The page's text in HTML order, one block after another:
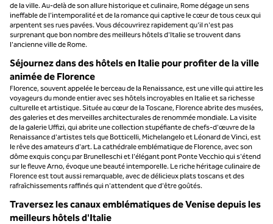
de la ville. Au-delà de son allure historique et culinaire, Rome dégage un sens
ineffable de l'intemporalité et de la romance qui captive le cœur de tous ceux qui
arpentent ses rues pavées. Vous découvrirez rapidement qu'il n'est pas
surprenant que bon nombre des meilleurs hôtels d'Italie se trouvent dans
l'ancienne ville de Rome.
Séjournez dans des hôtels en Italie pour profiter de la ville
animée de Florence
Florence, souvent appelée le berceau de la Renaissance, est une ville qui attire les
voyageurs du monde entier avec ses hôtels incroyables en Italie et sa richesse
culturelle et artistique. Située au cœur de la Toscane, Florence abrite des musées,
des galeries et des merveilles architecturales de renommée mondiale. La visite
de la galerie Uffizi, qui abrite une collection stupéfiante de chefs-d'œuvre de la
Renaissance d'artistes tels que Botticelli, Michelangelo et Léonard de Vinci, est
le rêve des amateurs d'art. La cathédrale emblématique de Florence, avec son
dôme exquis conçu par Brunelleschi et l'élégant pont Ponte Vecchio qui s'étend
sur le fleuve Arno, évoque une beauté intemporelle. Le riche héritage culinaire de
Florence est tout aussi remarquable, avec de délicieux plats toscans et des
rafraîchissements raffinés qui n'attendent que d'être goûtés.
Traversez les canaux emblématiques de Venise depuis les
meilleurs hôtels d'Italie